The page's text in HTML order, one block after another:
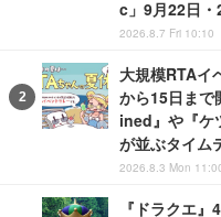
c」9月22日・
2026.8.7 Fri 10:10
大規模RTAイ
から15日まで
ined』や『ケ
が並ぶタイム
2026.8.3 Mon
『ドラクエ